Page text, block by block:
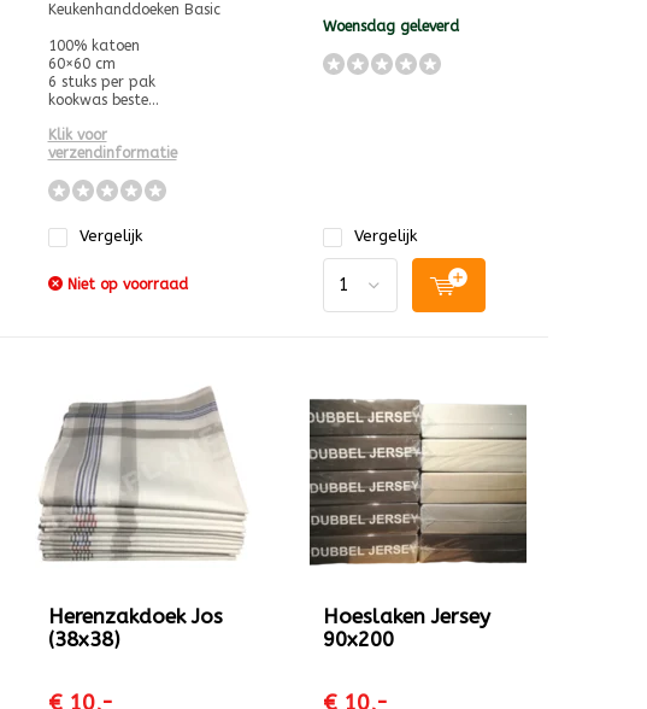
Keukenhanddoeken Basic
100% katoen
60×60 cm
6 stuks per pak
kookwas beste...
Klik voor
verzendinformatie
Vergelijk
Niet op voorraad
Woensdag geleverd
Vergelijk
Herenzakdoek Jos
(38x38)
€ 10,-
Hoeslaken Jersey
90x200
€ 10,-